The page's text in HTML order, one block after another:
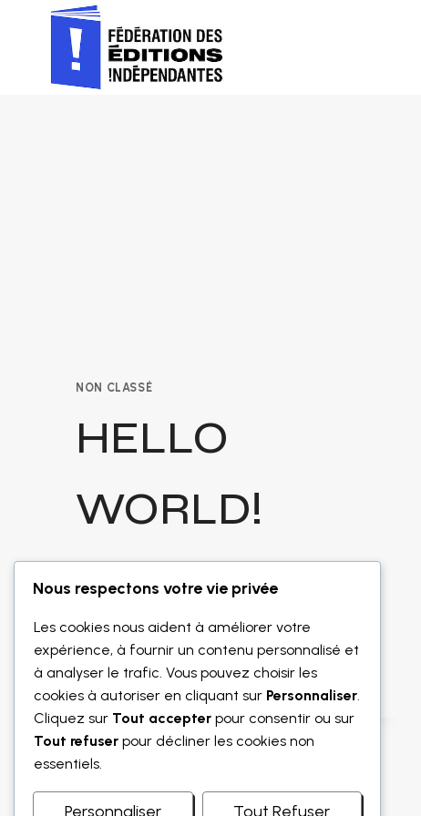
NON CLASSÉ
HELLO
WORLD!
post. Edit or delete it, then start writing!
LIRE LA SUITEHELLO
WORLD!
Nous respectons votre vie privée
Les cookies nous aident à améliorer votre
expérience, à fournir un contenu personnalisé et
à analyser le trafic. Vous pouvez choisir les
cookies à autoriser en cliquant sur Personnaliser.
Cliquez sur Tout accepter pour consentir ou sur
Tout refuser pour décliner les cookies non
essentiels.
Personnaliser Tout Refuser